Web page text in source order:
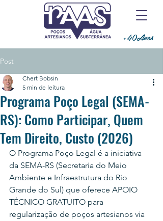
+40Anos
Post
Programa Poço Legal (SEMA-
RS): Como Participar, Quem
Tem Direito, Custo (2026)
Chert Bobsin
5 min de leitura
O Programa Poço Legal é a iniciativa
da SEMA-RS (Secretaria do Meio
Ambiente e Infraestrutura do Rio
Grande do Sul) que oferece APOIO
TÉCNICO GRATUITO para
regularização de poços artesianos via